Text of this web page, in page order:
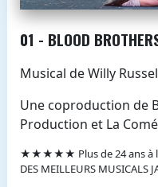
01 - BLOOD
Musical de Willy
Une coproduction de
Production et La
★★★★★ Plus de 24 ans à
DES MEILLEURS MUSICALS